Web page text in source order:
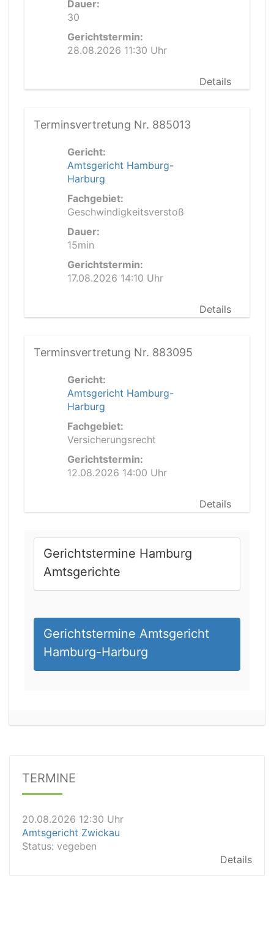
Dauer:
30
Gerichtstermin:
28.08.2026 11:30 Uhr
Details
Terminsvertretung Nr. 885013
Gericht:
Amtsgericht Hamburg-
Harburg
Fachgebiet:
Geschwindigkeitsverstoß
Dauer:
15min
Gerichtstermin:
17.08.2026 14:10 Uhr
Details
Terminsvertretung Nr. 883095
Gericht:
Amtsgericht Hamburg-
Harburg
Fachgebiet:
Versicherungsrecht
Gerichtstermin:
12.08.2026 14:00 Uhr
Details
Gerichtstermine Hamburg
Amtsgerichte
Gerichtstermine Amtsgericht
Hamburg-Harburg
TERMINE
20.08.2026 11:30 Uhr
20.08.2026 12:30 Uhr
Status:vegeben
20.08.2026 12:30 Uhr